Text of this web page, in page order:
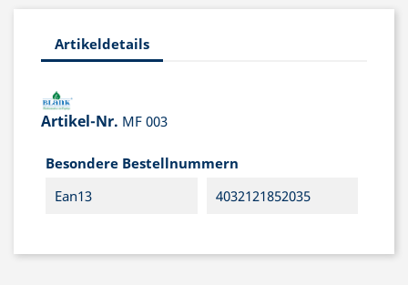
Artikeldetails
Artikel-Nr. MF 003
Besondere Bestellnummern
Ean13
4032121852035